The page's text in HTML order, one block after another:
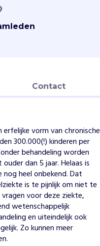
Contact
erfelijke vorm van chronische
300.000(!) kinderen per
behandeling worden
dan 5 jaar. Helaas is
heel onbekend. Dat
is te pijnlijk om niet te
voor deze ziekte,
wetenschappelijk
en uiteindelijk ook
Zo kunnen meer